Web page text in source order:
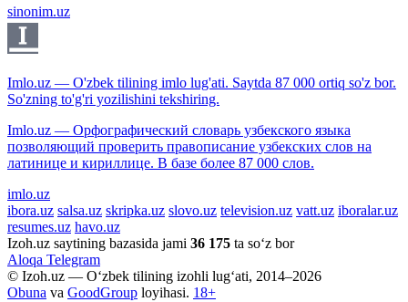
sinonim.uz
Imlo.uz — O'zbek tilining imlo lug'ati. Saytda 87 000 ortiq so'z bor.
So'zning to'g'ri yozilishini tekshiring.
Imlo.uz — Орфографический словарь узбекского языка
позволяющий проверить правописание узбекских слов на
латинице и кириллице. В базе более 87 000 слов.
imlo.uz
ibora.uz salsa.uz skripka.uz slovo.uz television.uz vatt.uz iboralar.uz
resumes.uz havo.uz
Izoh.uz saytining bazasida jami 36 175 ta so‘z bor
Aloqa Telegram
© Izoh.uz — O‘zbek tilining izohli lug‘ati, 2014–2026
Obuna va GoodGroup loyihasi. 18+